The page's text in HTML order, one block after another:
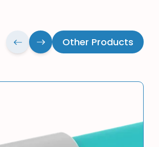
Other Products